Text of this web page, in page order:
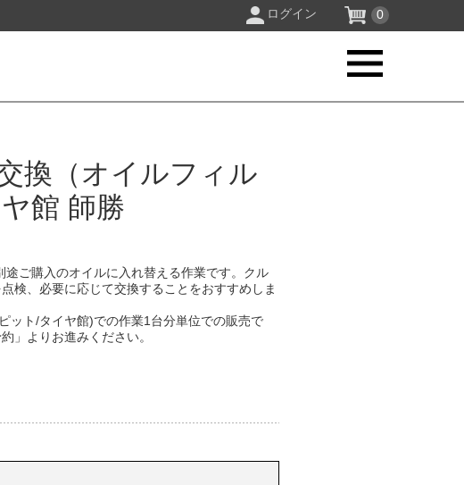
ログイン 0
換（オイルフィル
館 師勝
ご購入のオイルに入れ替える作業です。クル
検、必要に応じて交換することをおすすめしま
ット/タイヤ館)での作業1台分単位での販売で
」よりお進みください。